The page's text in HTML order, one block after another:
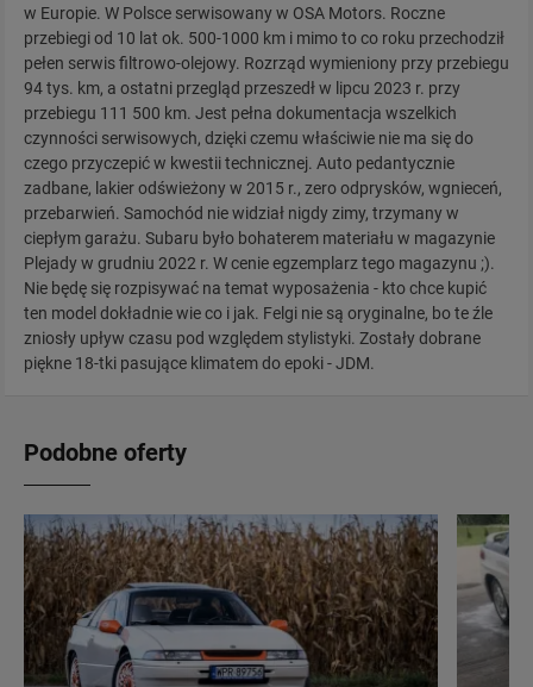
w Europie. W Polsce serwisowany w OSA Motors. Roczne
przebiegi od 10 lat ok. 500-1000 km i mimo to co roku przechodził
pełen serwis filtrowo-olejowy. Rozrząd wymieniony przy przebiegu
94 tys. km, a ostatni przegląd przeszedł w lipcu 2023 r. przy
przebiegu 111 500 km. Jest pełna dokumentacja wszelkich
czynności serwisowych, dzięki czemu właściwie nie ma się do
czego przyczepić w kwestii technicznej. Auto pedantycznie
zadbane, lakier odświeżony w 2015 r., zero odprysków, wgnieceń,
przebarwień. Samochód nie widział nigdy zimy, trzymany w
ciepłym garażu. Subaru było bohaterem materiału w magazynie
Plejady w grudniu 2022 r. W cenie egzemplarz tego magazynu ;).
Nie będę się rozpisywać na temat wyposażenia - kto chce kupić
ten model dokładnie wie co i jak. Felgi nie są oryginalne, bo te źle
zniosły upływ czasu pod względem stylistyki. Zostały dobrane
piękne 18-tki pasujące klimatem do epoki - JDM.
Podobne oferty